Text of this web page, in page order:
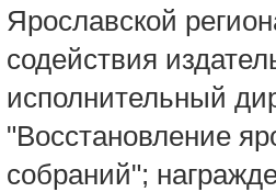
Ярославской
содействия
исполнительный
"Восстановление
собраний";